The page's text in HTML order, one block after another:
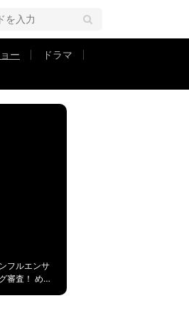
ー
ドラマ
性に告白
フルエンサ
審査！ める